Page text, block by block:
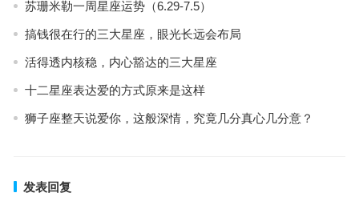
苏珊米勒一周星座运势（6.29-7.5）
搞钱很在行的三大星座，眼光长远会布局
活得透内核稳，内心豁达的三大星座
十二星座表达爱的方式原来是这样
狮子座整天说爱你，这般深情，究竟几分真心几分意？
发表回复